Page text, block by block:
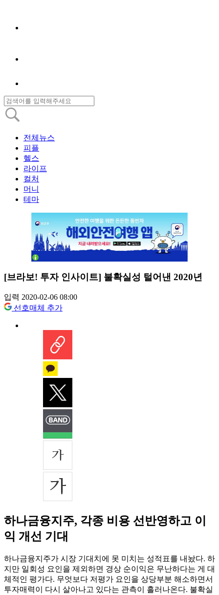
전체뉴스
피플
헬스
라이프
컬처
머니
테마
[브라보! 투자 인사이트] 불확실성 털어낸 2020년
입력 2020-02-06 08:00
선호매체 추가
하나금융지주, 각종 비용 선반영하고 이
익 개선 기대
하나금융지주가 시장 기대치에 못 미치는 성적표를 내놨다. 하
지만 일회성 요인을 제외하면 경상 순이익은 무난하다는 게 대
체적인 평가다. 무엇보다 저평가 요인을 상당부분 해소하면서
투자매력이 다시 살아나고 있다는 관측이 흘러나온다. 불확실